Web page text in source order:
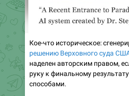
Кое-что историческое:
решению Верховного суда
наделен авторским правом,
руку к финальному
способами.